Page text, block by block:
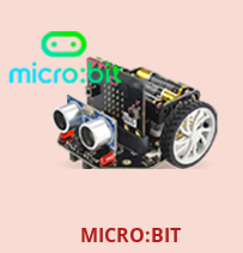
MICRO:BIT